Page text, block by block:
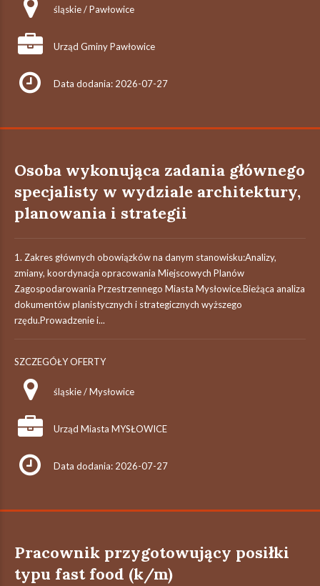
śląskie / Pawłowice
Urząd Gminy Pawłowice
Data dodania: 2026-07-27
Osoba wykonująca zadania głównego
specjalisty w wydziale architektury,
planowania i strategii
1. Zakres głównych obowiązków na danym stanowisku:Analizy,
zmiany, koordynacja opracowania Miejscowych Planów
Zagospodarowania Przestrzennego Miasta Mysłowice.Bieżąca analiza
dokumentów planistycznych i strategicznych wyższego
rzędu.Prowadzenie i...
SZCZEGÓŁY OFERTY
śląskie / Mysłowice
Urząd Miasta MYSŁOWICE
Data dodania: 2026-07-27
Pracownik przygotowujący posiłki
typu fast food (k/m)